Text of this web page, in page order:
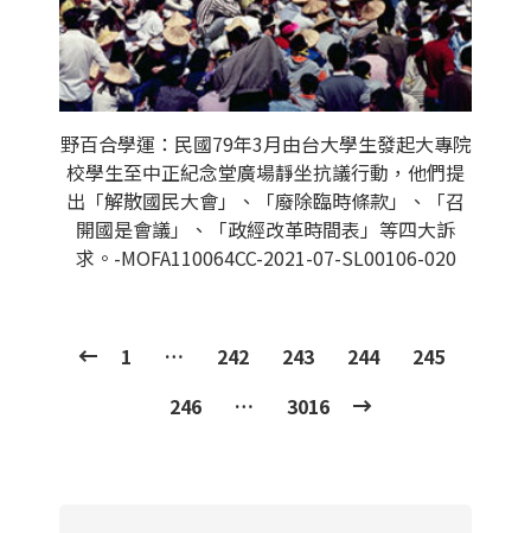
野百合學運：民國79年3月由台大學生發起大專院
校學生至中正紀念堂廣場靜坐抗議行動，他們提
出「解散國民大會」、「廢除臨時條款」、「召
開國是會議」、「政經改革時間表」等四大訴
求。-MOFA110064CC-2021-07-SL00106-020
1 … 242 243 244
245
246
… 3016